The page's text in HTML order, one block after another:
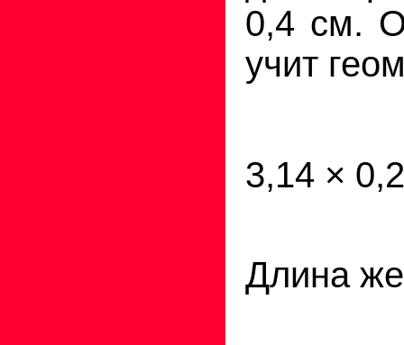
0,4 см.
учит
3,14 × 0,2
Длина